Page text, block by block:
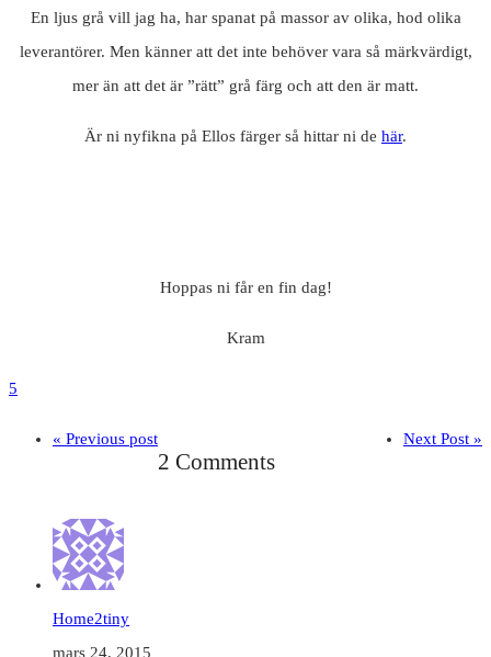
En ljus grå vill jag ha, har spanat på massor av olika, hod olika
leverantörer. Men känner att det inte behöver vara så märkvärdigt,
mer än att det är ”rätt” grå färg och att den är matt.
Är ni nyfikna på Ellos färger så hittar ni de här.
Hoppas ni får en fin dag!
Kram
5
« Previous post Next Post »
2 Comments
Home2tiny
mars 24, 2015